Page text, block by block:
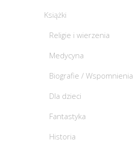
Książki
Religie i wierzenia
Medycyna
Biografie / Wspomnienia
Dla dzieci
Fantastyka
Historia